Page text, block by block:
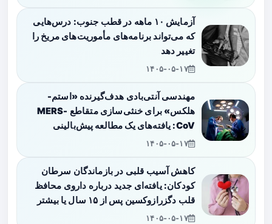
آزمایش ۱۰ ماهه در قطب جنوب: درس‌هایی
که می‌تواند برنامه‌های مأموریت‌های مریخ را
تغییر دهد
۱۴۰۵-۰۵-۱۷
مهندسی آنتی‌بادی هدف‌گیرنده «استم-
هلکس» برای خنثی‌سازی متقاطع MERS-
CoV: یافته‌های یک مطالعه پیش‌بالینی
۱۴۰۵-۰۵-۱۷
کاهش آسیب قلبی در بازماندگان سرطان
کودکان: یافته‌ای جدید درباره داروی محافظ
قلب دگزرازوکسین پس از ۱۵ سال یا بیشتر
۱۴۰۵-۰۵-۱۷